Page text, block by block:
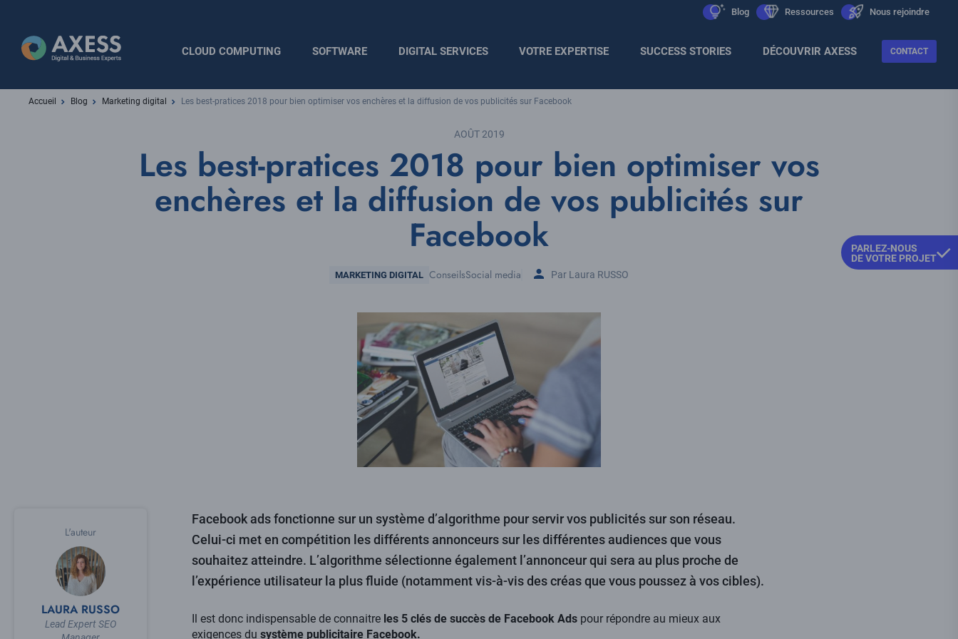
contenu
principal
Blog
icon Ressources
icon Nous rejoindre
icon
principale
CLOUD COMPUTING SOFTWARE DIGITAL SERVICES VOTRE EXPERTISE SUCCESS STORIES DÉCOUVRIR AXESS CONTACT
Accueil Blog Marketing digital Les best-pratices 2018 pour bien optimiser vos enchères et la diffusion de vos publicités sur Facebook
AOÛT 2019
Les best-pratices 2018 pour bien optimiser vos
enchères et la diffusion de vos publicités sur
Facebook
Thématique
MARKETING DIGITAL Tags
ConseilsSocial media Par Laura RUSSO
L'auteur
LAURA RUSSO
Lead Expert SEO
Facebook ads fonctionne sur un système d’algorithme pour servir vos publicités sur son réseau.
Celui-ci met en compétition les différents annonceurs sur les différentes audiences que vous
souhaitez atteindre. L’algorithme sélectionne également l’annonceur qui sera au plus proche de
l’expérience utilisateur la plus fluide (notamment vis-à-vis des créas que vous poussez à vos cibles).
Il est donc indispensable de connaitre les 5 clés de succès de Facebook Ads pour répondre au mieux aux
exigences du système publicitaire Facebook.
PARLEZ-NOUS
DE VOTRE PROJET